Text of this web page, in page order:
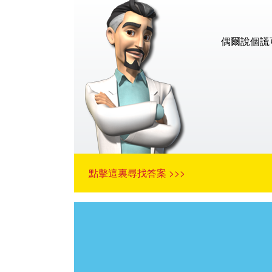
偶爾說個
點擊這裏尋找答案 >>>